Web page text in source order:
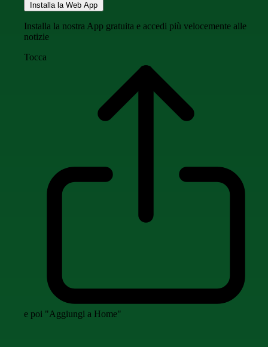
Installa la Web App
Installa la nostra App gratuita e accedi più velocemente alle
notizie
Tocca
e poi "Aggiungi a Home"